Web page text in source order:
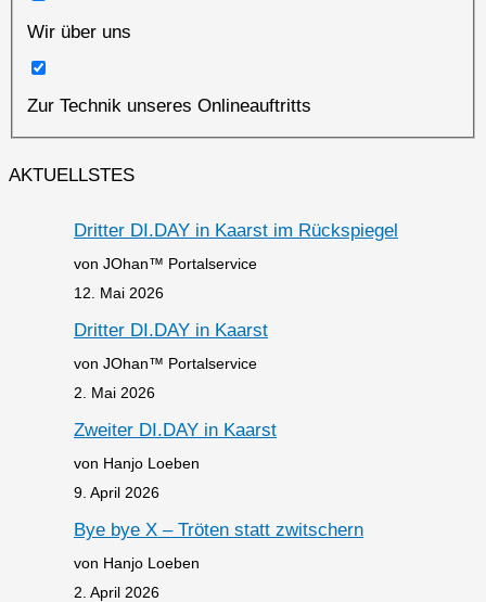
Wir über uns
Zur Technik unseres Onlineauftritts
AKTUELLSTES
Dritter DI.DAY in Kaarst im Rückspiegel
von JOhan™ Portalservice
12. Mai 2026
Dritter DI.DAY in Kaarst
von JOhan™ Portalservice
2. Mai 2026
Zweiter DI.DAY in Kaarst
von Hanjo Loeben
9. April 2026
Bye bye X – Tröten statt zwitschern
von Hanjo Loeben
2. April 2026